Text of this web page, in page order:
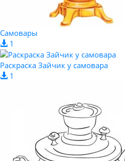
Самовары
1
Раскраска Зайчик у самовара
1